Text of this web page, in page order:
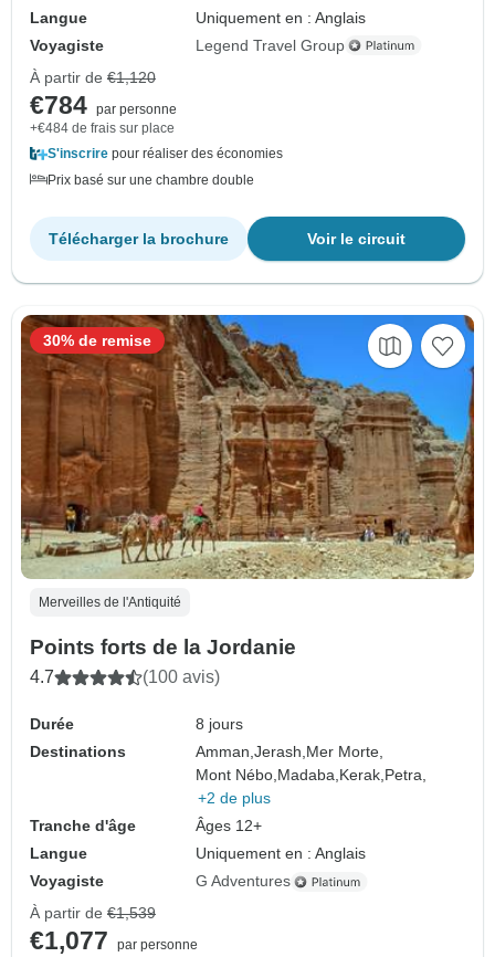
Langue
Uniquement en : Anglais
Voyagiste
Legend Travel Group
À partir de €1,120
€784 par personne
+€484 de frais sur place
S'inscrire pour réaliser des économies
Prix basé sur une chambre double
Voir le circuit
Télécharger la brochure
Merveilles de l'Antiquité
Points forts de la Jordanie
4.7 (100 avis)
Durée
8 jours
Destinations
Amman,Jerash, Mer Morte,
Mont Nébo, Madaba, Kerak, Petra,
+2 de plus
Tranche d'âge
Âges 12+
Langue
Uniquement en : Anglais
Voyagiste
G Adventures
30% de remise
À partir de €1,539
€1,077
par personne